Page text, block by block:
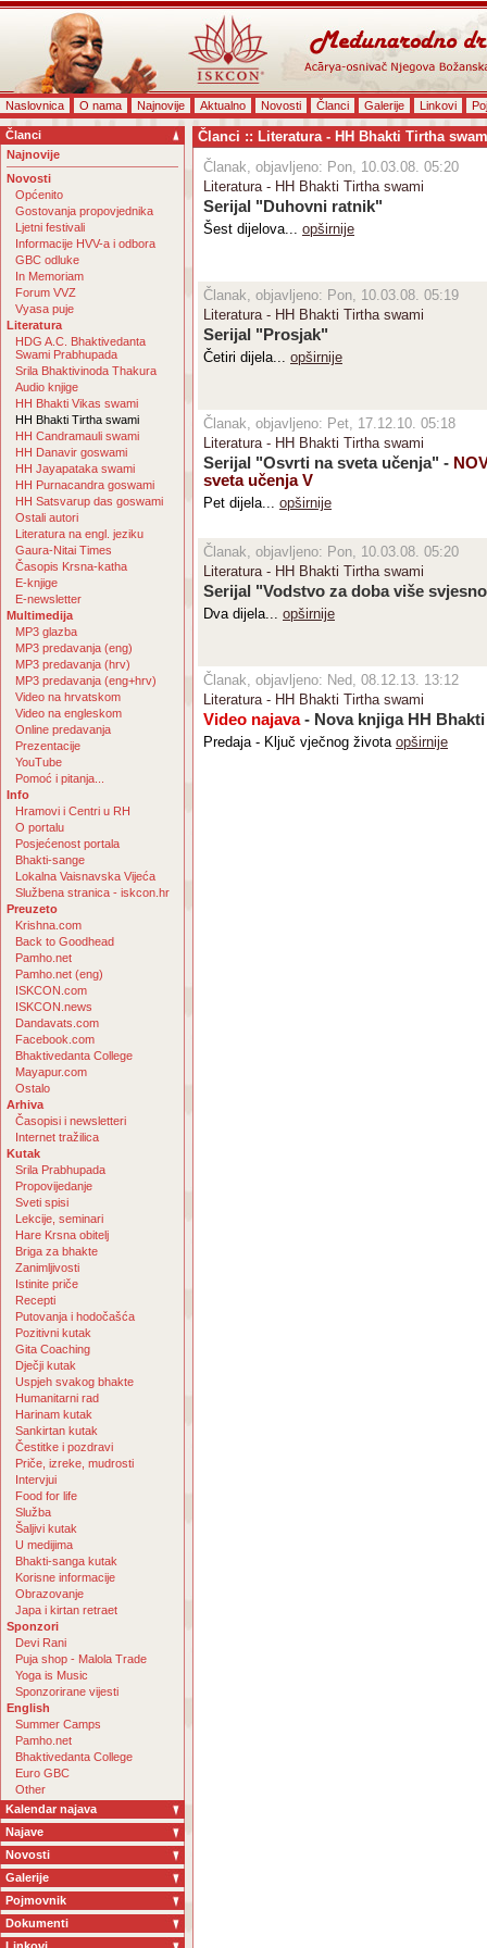
Naslovnica O nama Najnovije Aktualno Novosti Članci Galerije Linkovi
Članci
Najnovije
Novosti
Općenito
Gostovanja propovjednika
Ljetni festivali
Informacije HVV-a i odbora
GBC odluke
In Memoriam
Forum VVZ
Vyasa puje
Literatura
HDG A.C. Bhaktivedanta
Swami Prabhupada
Srila Bhaktivinoda Thakura
Audio knjige
HH Bhakti Vikas swami
HH Bhakti Tirtha swami
HH Candramauli swami
HH Danavir goswami
HH Jayapataka swami
HH Purnacandra goswami
HH Satsvarup das goswami
Ostali autori
Literatura na engl. jeziku
Gaura-Nitai Times
Časopis Krsna-katha
E-knjige
E-newsletter
Multimedija
MP3 glazba
MP3 predavanja (eng)
MP3 predavanja (hrv)
MP3 predavanja (eng+hrv)
Video na hrvatskom
Video na engleskom
Online predavanja
Prezentacije
YouTube
Pomoć i pitanja...
Info
Hramovi i Centri u RH
O portalu
Posjećenost portala
Bhakti-sange
Lokalna Vaisnavska Vijeća
Službena stranica - iskcon.hr
Preuzeto
Krishna.com
Back to Goodhead
Pamho.net
Pamho.net (eng)
ISKCON.com
ISKCON.news
Dandavats.com
Facebook.com
Bhaktivedanta College
Mayapur.com
Ostalo
Arhiva
Časopisi i newsletteri
Internet tražilica
Kutak
Srila Prabhupada
Propovijedanje
Sveti spisi
Lekcije, seminari
Hare Krsna obitelj
Briga za bhakte
Zanimljivosti
Istinite priče
Recepti
Putovanja i hodočašća
Pozitivni kutak
Gita Coaching
Dječji kutak
Uspjeh svakog bhakte
Humanitarni rad
Harinam kutak
Sankirtan kutak
Čestitke i pozdravi
Priče, izreke, mudrosti
Intervjui
Food for life
Služba
Šaljivi kutak
U medijima
Bhakti-sanga kutak
Korisne informacije
Obrazovanje
Japa i kirtan retraet
Sponzori
Devi Rani
Puja shop - Malola Trade
Yoga is Music
Sponzorirane vijesti
English
Summer Camps
Pamho.net
Bhaktivedanta College
Euro GBC
Other
Kalendar najava
Najave
Novosti
Galerije
Pojmovnik
Dokumenti
Članci :: Literatura - HH Bhakti Tirtha
Članak, objavljeno: Pon, 10.03.08. 05:20
Literatura - HH Bhakti Tirtha swami
Serijal "Duhovni ratnik"
Šest dijelova... opširnije
Članak, objavljeno: Pon, 10.03.08. 05:19
Literatura - HH Bhakti Tirtha swami
Serijal "Prosjak"
Četiri dijela... opširnije
Članak, objavljeno: Pet, 17.12.10. 05:18
Literatura - HH Bhakti Tirtha swami
Serijal "Osvrti na sveta učenja" -
sveta učenja V
Pet dijela... opširnije
Članak, objavljeno: Pon, 10.03.08. 05:20
Literatura - HH Bhakti Tirtha swami
Serijal "Vodstvo za doba više
Dva dijela... opširnije
Članak, objavljeno: Ned, 08.12.13. 13:12
Literatura - HH Bhakti Tirtha swami
Video najava- Nova knjiga HH
Predaja - Ključ vječnog života opširnije